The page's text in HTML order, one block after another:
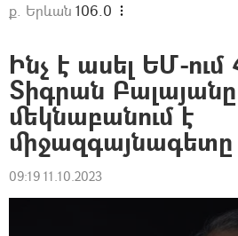
ք. Երևան 106.0
Ինչ է ասել ԵՄ-
Տիգրան
մեկնաբանում է
միջազգայնագետը
09:19 11.10.2023